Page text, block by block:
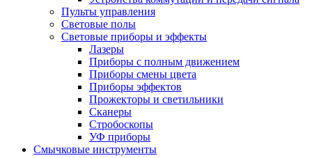
Пульты управления
Световые полы
Световые приборы и эффекты
Лазеры
Приборы с полным движением
Приборы смены цвета
Приборы эффектов
Прожекторы и светильники
Сканеры
Стробоскопы
УФ приборы
Смычковые инструменты